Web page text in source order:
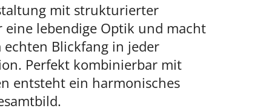
mit strukturierter
eine lebendige Optik und macht
echten Blickfang in jeder
Perfekt kombinierbar mit
entsteht ein harmonisches